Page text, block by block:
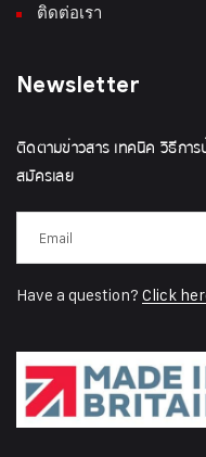
ติดต่อเรา
Newsletter
ติดตามข่าวสาร เทคนิค วิธีการ
สมัครเลย
Have a question? Click